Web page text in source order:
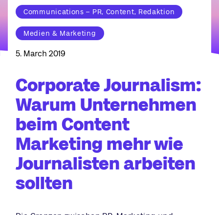
Communications – PR, Content, Redaktion
Medien & Marketing
5. March 2019
Corporate Journalism:
Warum Unternehmen
beim Content
Marketing mehr wie
Journalisten arbeiten
sollten